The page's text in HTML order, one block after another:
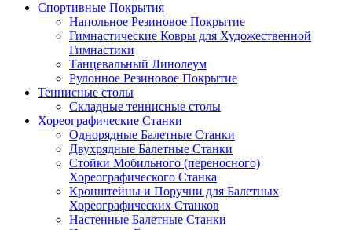
Спортивные Покрытия
Напольное Резиновое Покрытие
Гимнастические Ковры для Художественной
Гимнастики
Танцевальный Линолеум
Рулонное Резиновое Покрытие
Теннисные столы
Складные теннисные столы
Хореографические Станки
Однорядные Балетные Станки
Двухрядные Балетные Станки
Стойки Мобильного (переносного)
Хореографического Станка
Кронштейны и Поручни для Балетных
Хореографических Станков
Настенные Балетные Станки